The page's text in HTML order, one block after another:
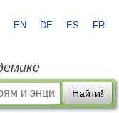
EN DE ES FR
Найти!